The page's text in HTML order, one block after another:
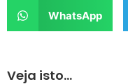
WhatsApp
Veja isto...